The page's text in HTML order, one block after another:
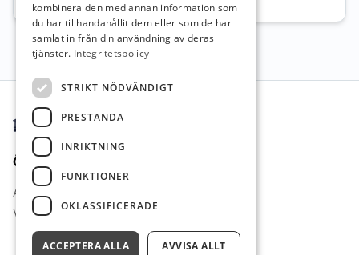
Sidfot
Övrigt
Arbetsgivare i Fokus
Vi Lärare Jobb
kombinera den med annan information som
du har tillhandahållit dem eller som de har
samlat in från din användning av deras
tjänster. Integritetspolicy
STRIKT NÖDVÄNDIGT
PRESTANDA
INRIKTNING
FUNKTIONER
OKLASSIFICERADE
ACCEPTERA ALLA AVVISA ALLT